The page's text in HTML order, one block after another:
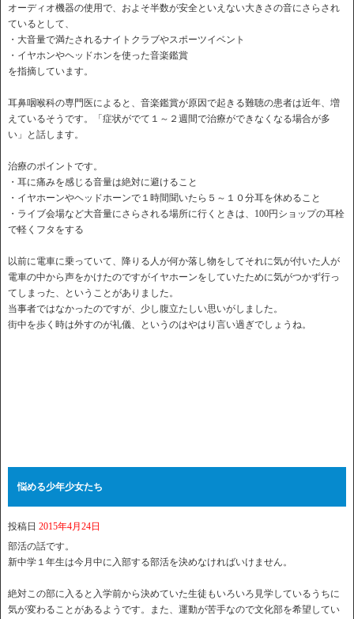
オーディオ機器の使用で、およそ半数が安全といえない大きさの音にさらされ
ているとして、
・大音量で満たされるナイトクラブやスポーツイベント
・イヤホンやヘッドホンを使った音楽鑑賞
を指摘しています。
耳鼻咽喉科の専門医によると、音楽鑑賞が原因で起きる難聴の患者は近年、増
えているそうです。「症状がでて１～２週間で治療ができなくなる場合が多
い」と話します。
治療のポイントです。
・耳に痛みを感じる音量は絶対に避けること
・イヤホーンやヘッドホーンで１時間聞いたら５～１０分耳を休めること
・ライブ会場など大音量にさらされる場所に行くときは、100円ショップの耳栓
で軽くフタをする
以前に電車に乗っていて、降りる人が何か落し物をしてそれに気が付いた人が
電車の中から声をかけたのですがイヤホーンをしていたために気がつかず行っ
てしまった、ということがありました。
当事者ではなかったのですが、少し腹立たしい思いがしました。
街中を歩く時は外すのが礼儀、というのはやはり言い過ぎでしょうね。
悩める少年少女たち
投稿日 2015年4月24日
部活の話です。
新中学１年生は今月中に入部する部活を決めなければいけません。
絶対この部に入ると入学前から決めていた生徒もいろいろ見学しているうちに
気が変わることがあるようです。また、運動が苦手なので文化部を希望してい